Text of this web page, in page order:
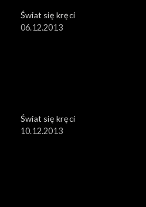
Świat się kręci
06.12.2013
Świat się kręci
10.12.2013